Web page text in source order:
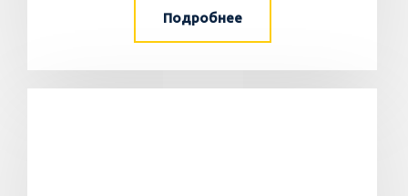
Подробнее